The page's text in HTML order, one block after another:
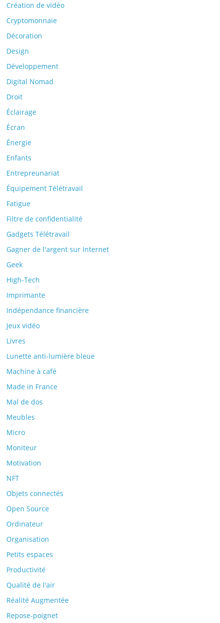
Création de vidéo
Cryptomonnaie
Décoration
Design
Développement
Digital Nomad
Droit
Éclairage
Écran
Énergie
Enfants
Entrepreunariat
Équipement Télétravail
Fatigue
Filtre de confidentialité
Gadgets Télétravail
Gagner de l'argent sur Internet
Geek
High-Tech
Imprimante
Indépendance financière
Jeux vidéo
Livres
Lunette anti-lumière bleue
Machine à café
Made in France
Mal de dos
Meubles
Micro
Moniteur
Motivation
NFT
Objets connectés
Open Source
Ordinateur
Organisation
Petits espaces
Productivité
Qualité de l'air
Réalité Augmentée
Repose-poignet